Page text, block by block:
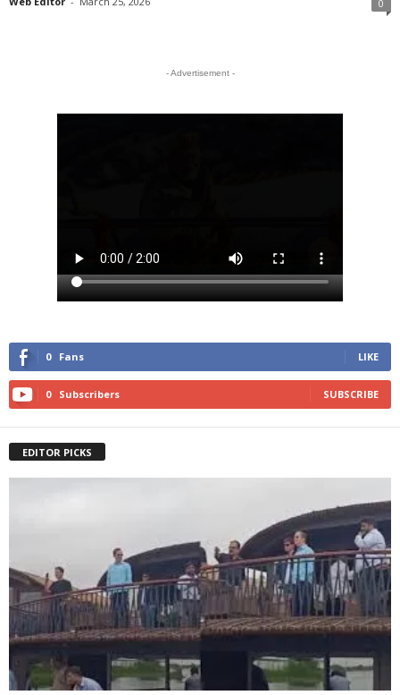
0
- Advertisement -
0 Fans LIKE
0 Subscribers SUBSCRIBE
EDITOR PICKS